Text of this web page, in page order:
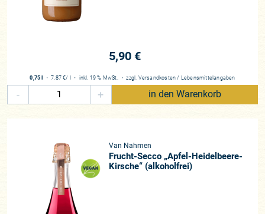
5,90 €
0,75 l ・7,87 €/ l ・ inkl. 19 % MwSt. ・zzgl. Versandkosten / Lebensmittelangaben
- + in den Warenkorb
Van Nahmen
Frucht-Secco „Apfel-Heidelbeere-
Kirsche“ (alkoholfrei)